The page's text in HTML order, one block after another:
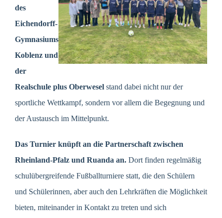
des
Eichendorff-
Gymnasiums
Koblenz und
der
Realschule plus Oberwesel stand dabei nicht nur der
sportliche Wettkampf, sondern vor allem die Begegnung und
der Austausch im Mittelpunkt.
Das Turnier knüpft an die Partnerschaft zwischen
Rheinland-Pfalz und Ruanda an. Dort finden regelmäßig
schulübergreifende Fußballturniere statt, die den Schülern
und Schülerinnen, aber auch den Lehrkräften die Möglichkeit
bieten, miteinander in Kontakt zu treten und sich